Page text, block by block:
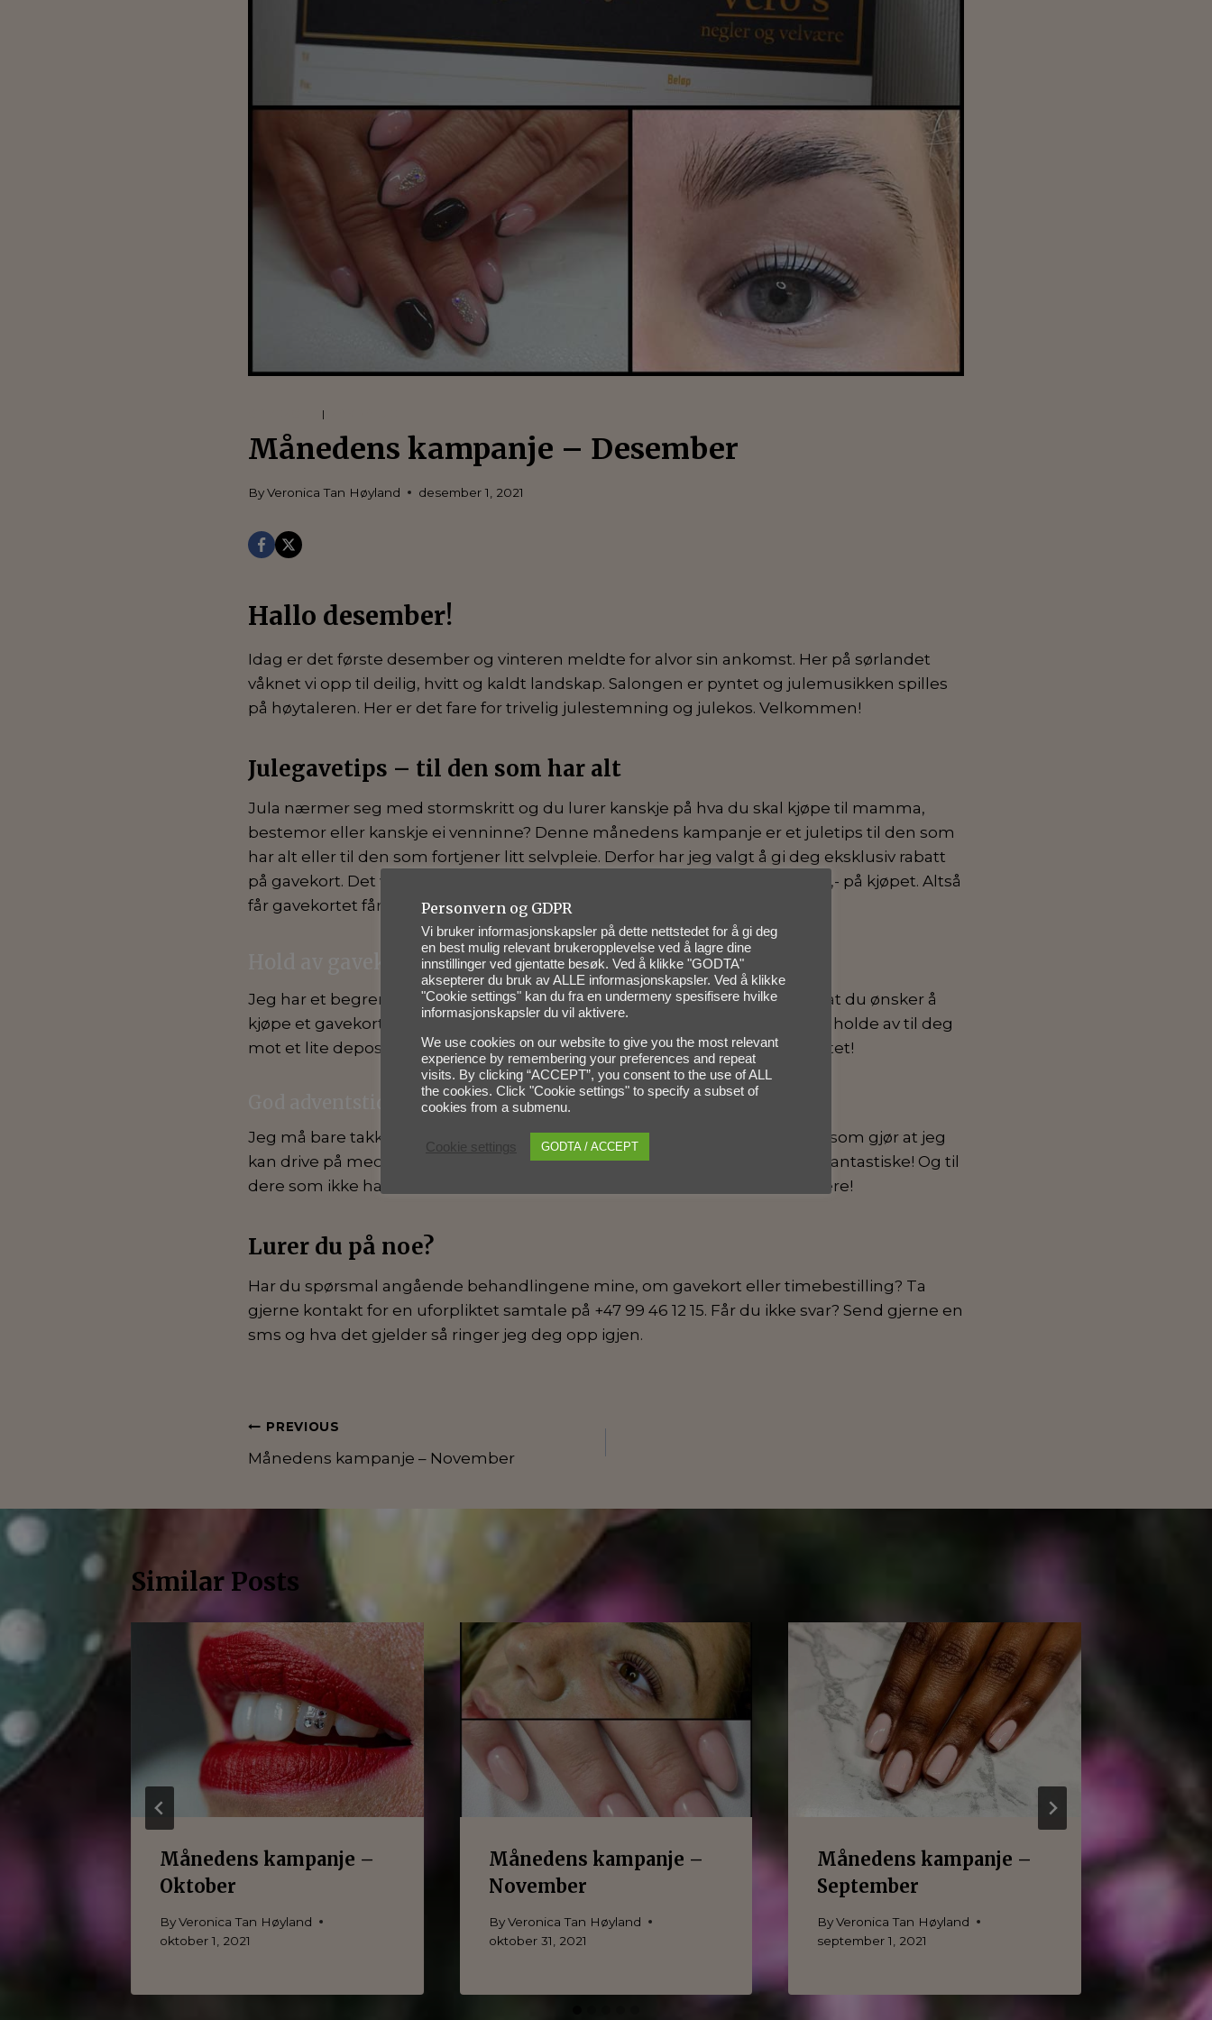
|
Månedens kampanje – Desember
ByVeronica Tan Høyland desember 1, 2021
Hallo desember!
Idag er det første desember og vinteren meldte for alvor sin ankomst. Her på sørlandet
våknet vi opp til deilig, hvitt og kaldt landskap. Salongen er pyntet og julemusikken spilles
på høytaleren. Her er det fare for trivelig julestemning og julekos. Velkommen!
Julegavetips – til den som har alt
Jula nærmer seg med stormskritt og du lurer kanskje på hva du skal kjøpe til mamma,
bestemor eller kanskje ei venninne? Denne månedens kampanje er et juletips til den som
har alt eller til den som fortjener litt selvpleie. Derfor har jeg valgt å gi deg eksklusiv rabatt
på gavekort. Det vil si at dersom du kjøper et gavekort til 400,-, så får du 100,- på kjøpet. Altså
får gavekortet får en verdi på 500,- og du betaler kun 400,-.
Jeg har et begrenset opplag med gavekort, så dersom du vet allerede nå at du ønsker å
kjøpe et gavekort hos meg, men har det litt travelt i julestria? Ja, da kan jeg holde av til deg
mot et lite depositum, som du selvfølgelig får igjen når du henter gavekortet!
God adventstid, god jul og godt nytt år!
Jeg må bare takke alle som fortsetter å komme igjen og igjen. Det er dere som gjør at jeg
kan drive på med det jeg liker aller best. Tusen takk for lojaliteten, dere er fantastiske! Og til
dere som ikke har vært innom hos meg, hjertelig velkommen skal dere være!
Lurer du på noe?
Har du spørsmal angående behandlingene mine, om gavekort eller timebestilling? Ta
gjerne kontakt for en uforpliktet samtale på +47 99 46 12 15. Får du ikke svar? Send gjerne en
sms og hva det gjelder så ringer jeg deg opp igjen.
Innleggsnavigasjon
PREVIOUS
Månedens kampanje – November
Similar Posts
Månedens kampanje –
Oktober
ByVeronica Tan Høyland
oktober 1, 2021
Månedens kampanje –
November
By Veronica Tan Høyland
oktober 31, 2021
Månedens kampanje –
September
By Veronica Tan Høyland
september 1, 2021
Mai
mai 12,
Personvern og GDPR
Vi bruker informasjonskapsler på dette nettstedet for å gi deg
en best mulig relevant brukeropplevelse ved å lagre dine
innstillinger ved gjentatte besøk. Ved å klikke "GODTA"
aksepterer du bruk av ALLE informasjonskapsler. Ved å klikke
"Cookie settings" kan du fra en undermeny spesifisere hvilke
informasjonskapsler du vil aktivere.
We use cookies on our website to give you the most relevant
experience by remembering your preferences and repeat
visits. By clicking “ACCEPT”, you consent to the use of ALL
the cookies. Click "Cookie settings" to specify a subset of
cookies from a submenu.
Cookie settings GODTA / ACCEPT